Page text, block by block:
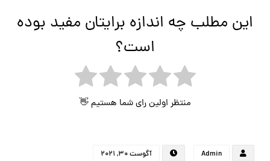
این مطلب چه اندازه برایتان مفید بوده
است؟
منتظر اولین رای شما هستیم 👋
Admin آگوست ۳۰, ۲۰۲۱